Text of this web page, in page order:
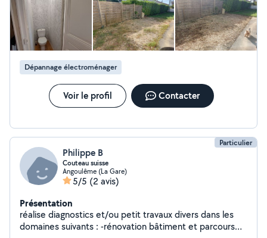
Dépannage électroménager
Voir le profil Contacter
Particulier
Philippe B
Couteau suisse
Angoulême (La Gare)
5/5 (2 avis)
Présentation
réalise diagnostics et/ou petit travaux divers dans les
domaines suivants : -rénovation bâtiment et parcours